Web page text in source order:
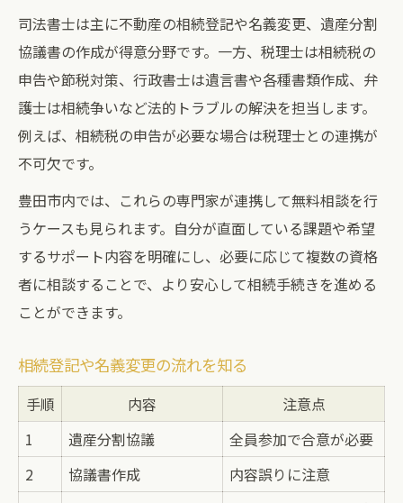
司法書士は主に不動産の相続登記や名義変更、遺産分割
協議書の作成が得意分野です。一方、税理士は相続税の
申告や節税対策、行政書士は遺言書や各種書類作成、弁
護士は相続争いなど法的トラブルの解決を担当します。
例えば、相続税の申告が必要な場合は税理士との連携が
不可欠です。
豊田市内では、これらの専門家が連携して無料相談を行
うケースも見られます。自分が直面している課題や希望
するサポート内容を明確にし、必要に応じて複数の資格
者に相談することで、より安心して相続手続きを進める
ことができます。
相続登記や名義変更の流れを知る
手順 内容
注意点
1
遺産分割協議
全員参加で合意が必要
2
協議書作成
内容誤りに注意